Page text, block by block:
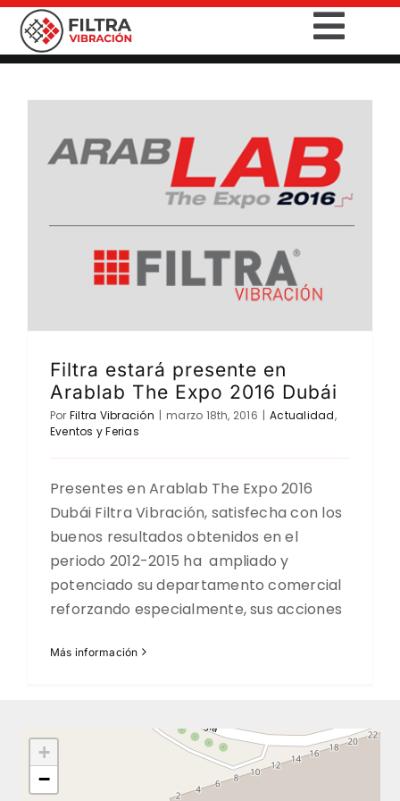
Saltar
contenido
INICIO
PRODUCTOS
DESCARGAS
Filtra estará presente en
Arablab The Expo 2016 Dubái
Por Filtra Vibración | marzo 18th, 2016 | Actualidad,
Eventos y Ferias
Presentes en Arablab The Expo 2016
Dubái Filtra Vibración, satisfecha con los
buenos resultados obtenidos en el
periodo 2012-2015 ha ampliado y
potenciado su departamento comercial
reforzando especialmente, sus acciones
Más información
+
−